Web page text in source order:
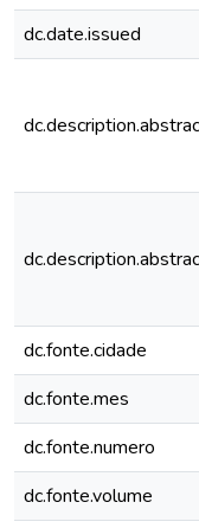
dc.date.issued
dc.fonte.cidade
dc.fonte.mes
dc.fonte.numero
dc.fonte.volume